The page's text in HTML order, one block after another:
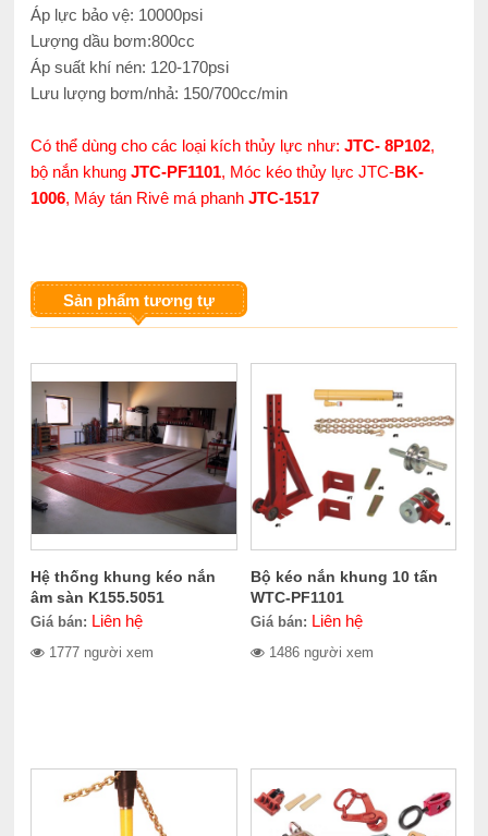
Áp lực bảo vệ: 10000psi
Lượng dầu bơm:800cc
Áp suất khí nén: 120-170psi
Lưu lượng bơm/nhả: 150/700cc/min
Có thể dùng cho các loại kích thủy lực như: JTC- 8P102,
bộ nắn khungJTC-PF1101, Móc kéo thủy lực JTC-BK-
1006, Máy tán Rivê má phanhJTC-1517
Sản phẩm tương tự
Hệ thống khung kéo nắn
âm sàn K155.5051
Giá bán: Liên hệ
1777 người xem
Bộ kéo nắn khung 10 tấn
WTC-PF1101
Giá bán: Liên hệ
1486 người xem